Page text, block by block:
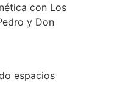
con Los
y Don
espacios